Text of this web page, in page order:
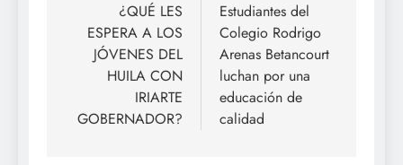
entradas
¿QUÉ LES
ESPERA A LOS
JÓVENES DEL
HUILA CON
IRIARTE
GOBERNADOR?
Estudiantes del
Colegio Rodrigo
Arenas Betancourt
luchan por una
educación de
calidad